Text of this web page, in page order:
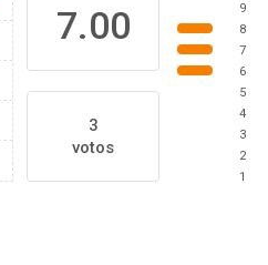
7.00
3
votos
9
8
7
6
5
4
3
2
1